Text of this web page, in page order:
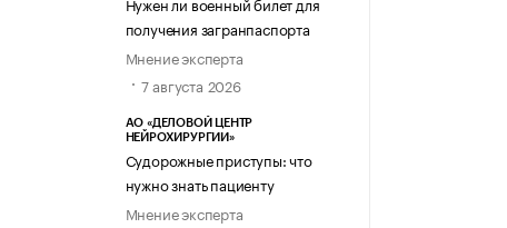
получения загранпаспорта
Мнение эксперта
7 августа 2026
АО «ДЕЛОВОЙ ЦЕНТР
НЕЙРОХИРУРГИИ»
Судорожные приступы: что
нужно знать пациенту
Мнение эксперта